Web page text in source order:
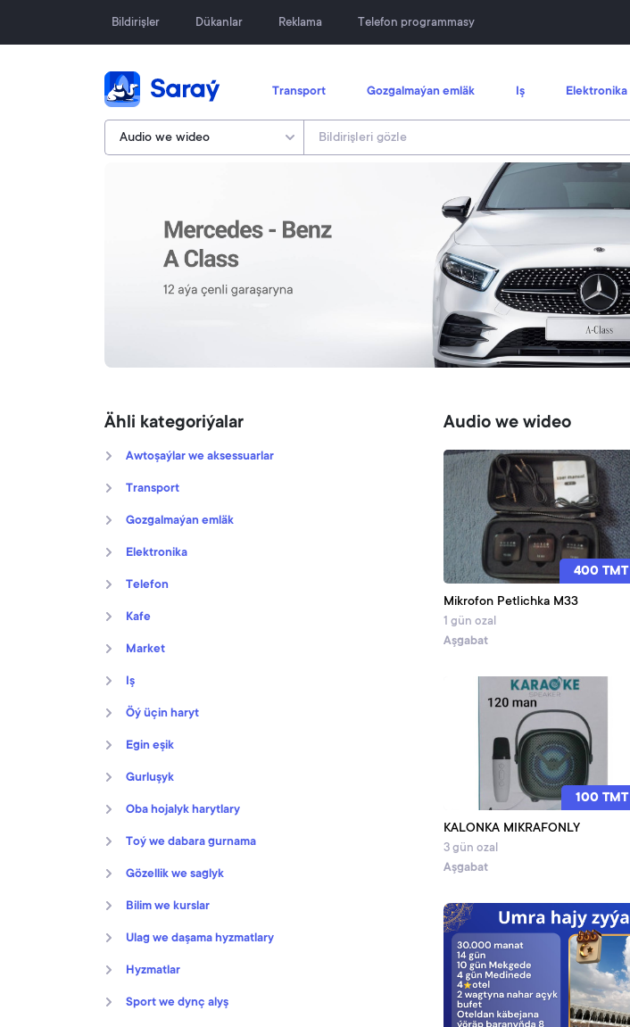
Bildirişler Dükanlar Reklama Telefon programmasy
Transport Gozgalmaýan emläk Iş Elektronika
Ähli kategoriýalar
Awtoşaýlar we aksessuarlar
Transport
Gozgalmaýan emläk
Elektronika
Telefon
Kafe
Market
Iş
Öý üçin haryt
Egin eşik
Gurluşyk
Oba hojalyk harytlary
Toý we dabara gurnama
Gözellik we saglyk
Bilim we kurslar
Ulag we daşama hyzmatlary
Hyzmatlar
Sport we dynç alyş
Audio we wideo
400 TMT
Mikrofon Petlichka M33
1 gün ozal
Aşgabat
100 TMT
KALONKA MIKRAFONLY
3 gün ozal
Aşgabat